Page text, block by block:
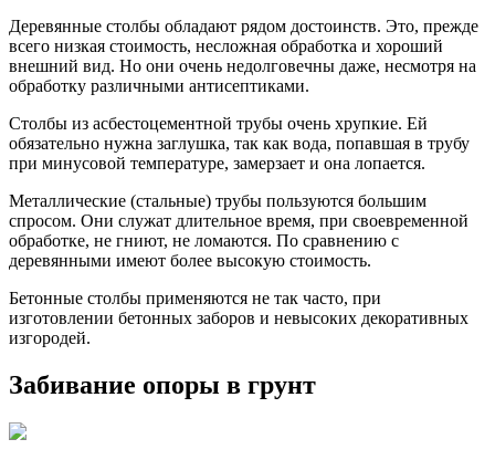
Деревянные столбы обладают рядом достоинств. Это, прежде
всего низкая стоимость, несложная обработка и хороший
внешний вид. Но они очень недолговечны даже, несмотря на
обработку различными антисептиками.
Столбы из асбестоцементной трубы очень хрупкие. Ей
обязательно нужна заглушка, так как вода, попавшая в трубу
при минусовой температуре, замерзает и она лопается.
Металлические (стальные) трубы пользуются большим
спросом. Они служат длительное время, при своевременной
обработке, не гниют, не ломаются. По сравнению с
деревянными имеют более высокую стоимость.
Бетонные столбы применяются не так часто, при
изготовлении бетонных заборов и невысоких декоративных
изгородей.
Забивание опоры в грунт